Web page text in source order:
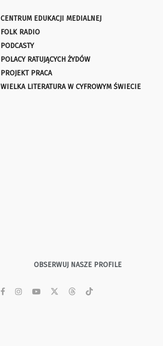
CENTRUM EDUKACJI MEDIALNEJ
FOLK RADIO
PODCASTY
POLACY RATUJĄCYCH ŻYDÓW
PROJEKT PRACA
WIELKA LITERATURA W CYFROWYM ŚWIECIE
OBSERWUJ NASZE PROFILE